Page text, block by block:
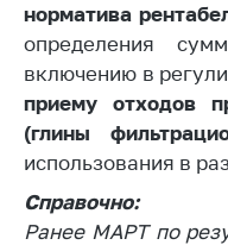
работа
Официальные
символы
5 лет МАРТ
Деятельность
норматива
определения
включению в
приему отходов
(глины
использования в
Справочно:
Ранее МАРТ по